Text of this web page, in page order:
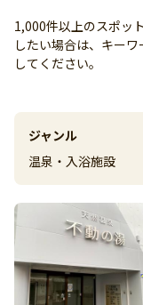
1,000件以上のスポッ
したい場合は、キー
してください。
ジャンル
温泉・入浴施設